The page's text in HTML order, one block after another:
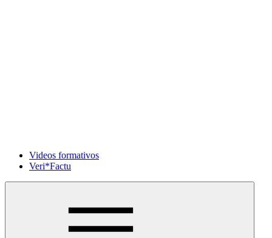
Videos formativos
Veri*Factu